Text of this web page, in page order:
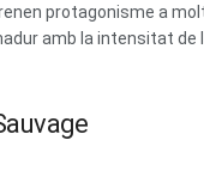
protagonisme a
amb la intensitat de